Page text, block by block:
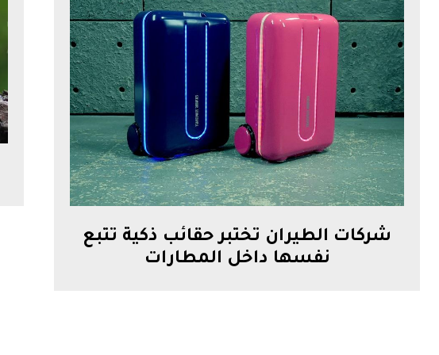
شركات الطيران تختبر حقائب ذكية تتبع
نفسها داخل المطارات